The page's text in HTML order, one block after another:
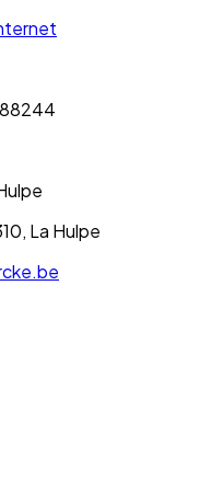
La Hulpe